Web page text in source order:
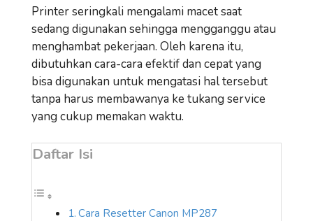
Printer seringkali mengalami macet saat
sedang digunakan sehingga mengganggu atau
menghambat pekerjaan. Oleh karena itu,
dibutuhkan cara-cara efektif dan cepat yang
bisa digunakan untuk mengatasi hal tersebut
tanpa harus membawanya ke tukang service
yang cukup memakan waktu.
Daftar Isi
Cara Resetter Canon MP287